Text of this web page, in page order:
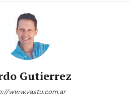
Gutierrez
www.vastu.com.ar